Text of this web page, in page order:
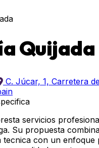
Quijada
C. Júcar, 1, Carretera
servicios
Su propuesta
tecnica con un enfoque